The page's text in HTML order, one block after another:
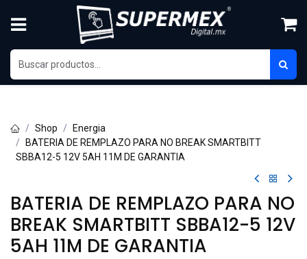
Shop
Energia
BATERIA DE REMPLAZO PARA NO BREAK SMARTBITT
SBBA12-5 12V 5AH 11M DE GARANTIA
BATERIA DE REMPLAZO PARA NO
BREAK SMARTBITT SBBA12-5 12V
5AH 11M DE GARANTIA